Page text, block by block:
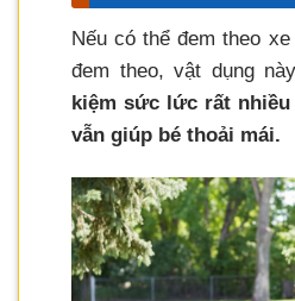
Nếu có thể đem theo
đem theo, vật dụng này
kiệm sức lức rất
vẫn giúp bé thoải mái.